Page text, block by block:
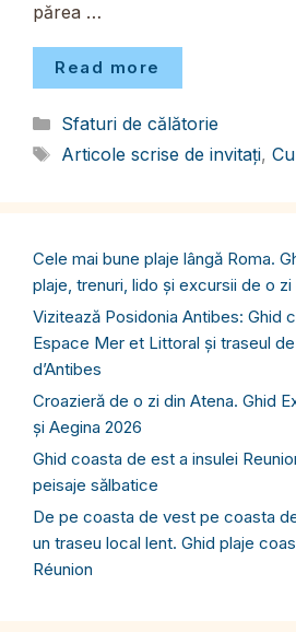
părea …
Read more
Categorii
Sfaturi de călătorie
Etichete
Articole scrise de invitați,
Cele mai bune plaje lângă Roma.
plaje, trenuri, lido și excursii de o zi
Vizitează Posidonia Antibes: Ghid
Espace Mer et Littoral și traseul
d’Antibes
Croazieră de o zi din Atena. Ghid
și Aegina 2026
Ghid coasta de est a insulei
peisaje sălbatice
De pe coasta de vest pe coasta
un traseu local lent. Ghid plaje
Réunion